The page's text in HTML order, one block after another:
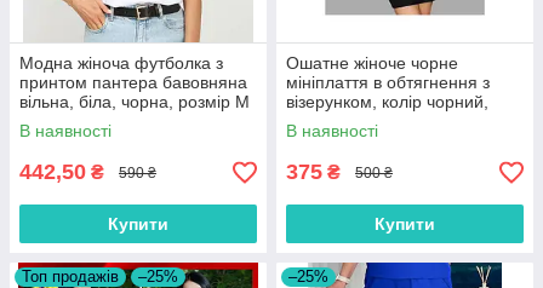
Модна жіноча футболка з
принтом пантера бавовняна
вільна, біла, чорна, розмір М
В наявності
442,50 ₴ 590 ₴
Купити
Ошатне жіноче чорне
мініплаття в обтягнення з
візерунком, колір чорний,
розмір 42/44
В наявності
375 ₴ 500 ₴
Купити
Топ продажів –25% –25%